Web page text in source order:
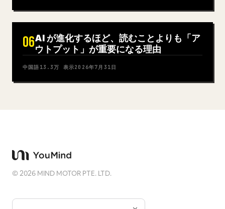
06AI が進化するほど、読むことよりも「ア
ウトプット」が重要になる理由
中国語 13.3万 表示2026年7月31日
©2026 MIND MOTOR PTE. LTD.